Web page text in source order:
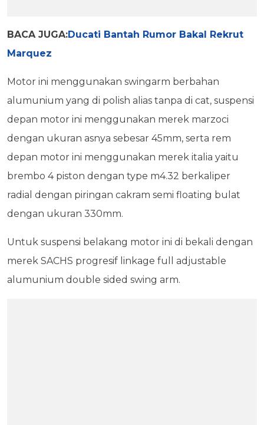
BACA JUGA:Ducati Bantah Rumor Bakal Rekrut
Marquez
Motor ini menggunakan swingarm berbahan
alumunium yang di polish alias tanpa di cat, suspensi
depan motor ini menggunakan merek marzoci
dengan ukuran asnya sebesar 45mm, serta rem
depan motor ini menggunakan merek italia yaitu
brembo 4 piston dengan type m4.32 berkaliper
radial dengan piringan cakram semi floating bulat
dengan ukuran 330mm.
Untuk suspensi belakang motor ini di bekali dengan
merek SACHS progresif linkage full adjustable
alumunium double sided swing arm.